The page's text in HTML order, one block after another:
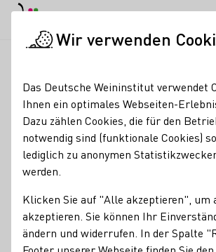
Strebel
Kontakt
55283 Nierstein- Mainzer Straße 86
Deutschland
Telefonnummer
E-Mail-Adresse
Wir verwenden
Das Deutsche Weininstitut verwendet
Ihnen ein optimales Webseiten-
Dazu zählen Cookies, die für den
notwendig sind (funktionale Cookies)
lediglich zu anonymen
werden.
Klicken Sie auf "Alle akzeptieren", um
akzeptieren. Sie können Ihr
ändern und widerrufen. In der Spalte